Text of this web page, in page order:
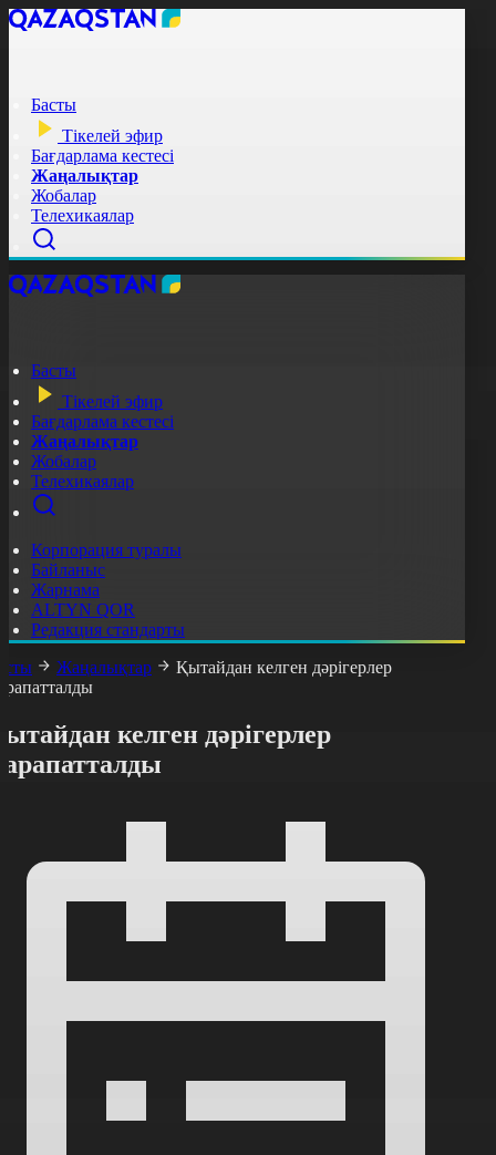
Басты
Тікелей эфир
Бағдарлама кестесі
Жаңалықтар
Жобалар
Телехикаялар
Басты
Тікелей эфир
Бағдарлама кестесі
Жаңалықтар
Жобалар
Телехикаялар
Корпорация туралы
Байланыс
Жарнама
ALTYN QOR
Редакция стандарты
Жаңалықтар
Қытайдан келген дәрігерлер
келген дәрігерлер